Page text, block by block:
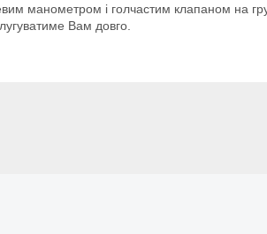
манометром і голчастим клапаном на
Вам довго.